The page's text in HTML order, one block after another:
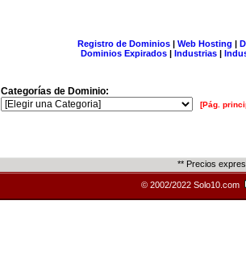
Registro de Dominios| Web Hosting |
Dominios Expirados | Industrias |
Categorías de Dominio:
[Pág.
** Precios
© 2002/2022 Solo10.com